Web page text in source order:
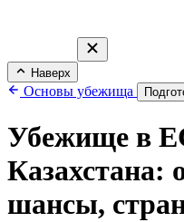
Наверх
Основы убежища
Убежище в
Казахстана:
шансы,